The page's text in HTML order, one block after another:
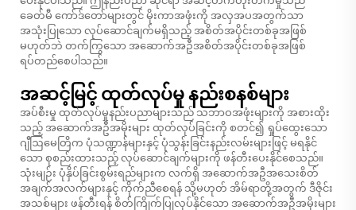
ခေတ်မီ ကော်ဒ်တော်များတွင် မိုးကာအဖုံးကို အလှအပအတွက်သာ
အသုံးပြုသော လုပ်ဆောင်ချက်မရှိသည့် အစိတ်အပိုင်းတစ်ခုအဖြစ်
မဟုတ်ဘဲ တက်ကြွသော အဆောက်အဦအစိတ်အပိုင်းတစ်ခုအဖြစ်
ရပ်တည်စေပါသည်။
အဆင့်မြင့် ထုတ်လုပ်မှု နည်းစနစ်များ
အပ်စီးမှု ထုတ်လုပ်မှုနည်းပညာများသည် သဘာဝအဖုံးများကို အစားထိုး
သည့် အဆောက်အဦအမိုးများ ထုတ်လုပ်ခြင်းကို စတင်၍ ရှုပ်ထွေးသော
ဂျီဩမေတြိက ပုံသဏ္ဍာန်များနှင့် ပုံသွန်းခြင်းနည်းလမ်းများဖြင့် မရနိုင်
သော စုစည်းထားသည့် လုပ်ဆောင်ချက်များကို ဖန်တီးပေးနိုင်စေသည်။
သုံးမျဉ်း ပုံနှိပ်ခြင်းစွမ်းရည်များက လက်ရှိ အဆောက်အဦအသေးစိတ်
အချက်အလက်များနှင့် ကိုက်ညီစေရန် သို့မဟုတ် အိမ်ရာတို့အတွက် ဒီဇိုင်း
အသစ်များ ဖန်တီးရန် စိတ်ကြိုက်ပြုလုပ်နိုင်သော အဆောက်အဦအမိုးများ